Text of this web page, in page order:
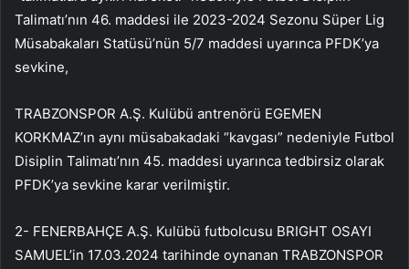
Talimatı’nın 46. maddesi ile 2023-2024 Sezonu Süper Lig
Müsabakaları Statüsü’nün 5/7 maddesi uyarınca PFDK’ya
sevkine,
TRABZONSPOR A.Ş. Kulübü antrenörü EGEMEN
KORKMAZ’ın aynı müsabakadaki “kavgası” nedeniyle Futbol
Disiplin Talimatı’nın 45. maddesi uyarınca tedbirsiz olarak
PFDK’ya sevkine karar verilmiştir.
2- FENERBAHÇE A.Ş. Kulübü futbolcusu BRIGHT OSAYI
SAMUEL’in 17.03.2024 tarihinde oynanan TRABZONSPOR